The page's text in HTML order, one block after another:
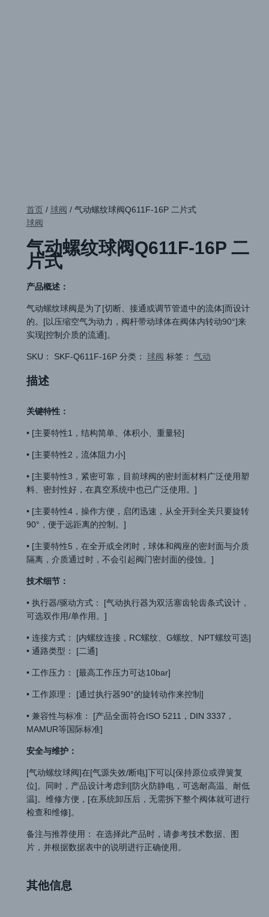
首页/ 球阀 / 气动螺纹球阀Q611F-16P 二片式
球阀
气动螺纹球阀Q611F-16P 二
片式
产品概述：
气动螺纹球阀是为了[切断、接通或调节管道中的流体]而设计
的。[以压缩空气为动力，阀杆带动球体在阀体内转动90°]来
实现[控制介质的流通]。
SKU： SKF-Q611F-16P 分类： 球阀 标签： 气动
描述
关键特性：
• [主要特性1，结构简单、体积小、重量轻]
• [主要特性2，流体阻力小]
• [主要特性3，紧密可靠，目前球阀的密封面材料广泛使用塑
料、密封性好，在真空系统中也已广泛使用。]
• [主要特性4，操作方便，启闭迅速，从全开到全关只要旋转
90°，便于远距离的控制。]
• [主要特性5，在全开或全闭时，球体和阀座的密封面与介质
隔离，介质通过时，不会引起阀门密封面的侵蚀。]
技术细节：
• 执行器/驱动方式： [气动执行器为双活塞齿轮齿条式设计，
可选双作用/单作用。]
• 连接方式： [内螺纹连接，RC螺纹、G螺纹、NPT螺纹可选]
• 通路类型： [二通]
• 工作压力： [最高工作压力可达10bar]
• 工作原理： [通过执行器90°的旋转动作来控制]
• 兼容性与标准： [产品全面符合ISO 5211，DIN 3337，
MAMUR等国际标准]
安全与维护：
[气动螺纹球阀]在[气源失效/断电]下可以[保持原位或弹簧复
位]。同时，产品设计考虑到[防火防静电，可选耐高温、耐低
温]。维修方便，[在系统卸压后，无需拆下整个阀体就可进行
检查和维修]。
备注与推荐使用： 在选择此产品时，请参考技术数据、图
片，并根据数据表中的说明进行正确使用。
其他信息